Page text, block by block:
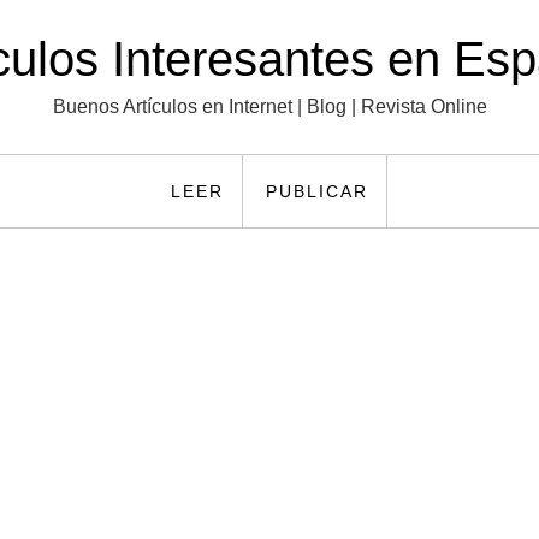
Interesantes en
Buenos Artículos en Internet | Blog | Revista Online
LEER PUBLICAR